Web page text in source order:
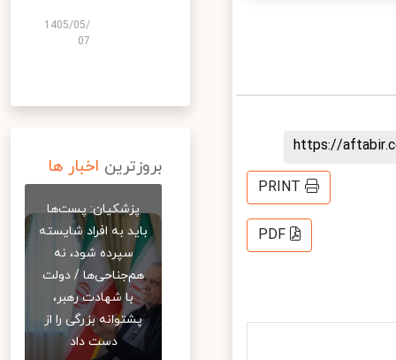
https://
PRINT
PDF
1405/05/
07
بروزترین اخبار ها
پزشکیان: پست‌ها
باید به افراد شایسته
سپرده شود، نه
هم‌جناحی‌ها / دولت
با شهادت رهبر،
پشتوانه بزرگی را از
دست داد